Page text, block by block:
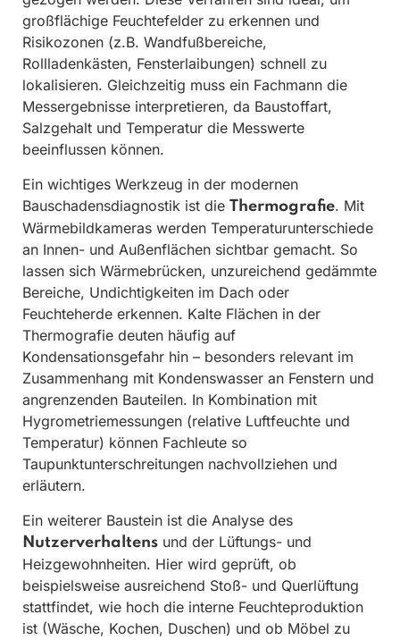
großflächige Feuchtefelder zu erkennen und
Risikozonen (z.B. Wandfußbereiche,
Rollladenkästen, Fensterlaibungen) schnell zu
lokalisieren. Gleichzeitig muss ein Fachmann die
Messergebnisse interpretieren, da Baustoffart,
Salzgehalt und Temperatur die Messwerte
beeinflussen können.
Ein wichtiges Werkzeug in der modernen
Bauschadensdiagnostik ist die
Thermografie. Mit
Wärmebildkameras werden Temperaturunterschiede
an Innen- und Außenflächen sichtbar gemacht. So
lassen sich Wärmebrücken, unzureichend gedämmte
Bereiche, Undichtigkeiten im Dach oder
Feuchteherde erkennen. Kalte Flächen in der
Thermografie deuten häufig auf
Kondensationsgefahr hin – besonders relevant im
Zusammenhang mit Kondenswasser an Fenstern und
angrenzenden Bauteilen. In Kombination mit
Hygrometriemessungen (relative Luftfeuchte und
Temperatur) können Fachleute so
Taupunktunterschreitungen nachvollziehen und
erläutern.
Ein weiterer Baustein ist die Analyse des
Nutzerverhaltens und der Lüftungs- und
Heizgewohnheiten. Hier wird geprüft, ob
beispielsweise ausreichend Stoß- und Querlüftung
stattfindet, wie hoch die interne Feuchteproduktion
ist (Wäsche, Kochen, Duschen) und ob Möbel zu